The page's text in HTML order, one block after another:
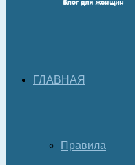
ГЛАВНАЯ
Правила